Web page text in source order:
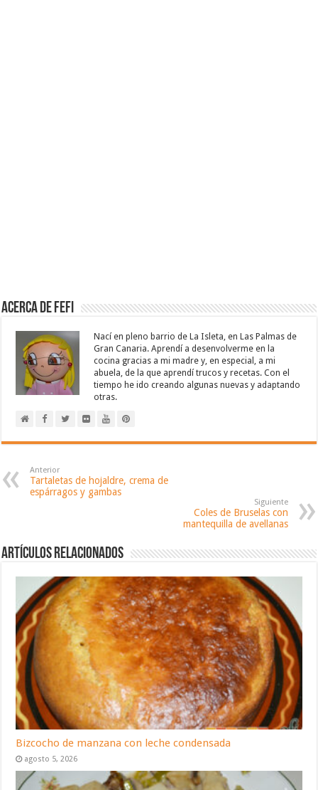
Acerca de Fefi
Nací en pleno barrio de La Isleta, en Las Palmas de
Gran Canaria. Aprendí a desenvolverme en la
cocina gracias a mi madre y, en especial, a mi
abuela, de la que aprendí trucos y recetas. Con el
tiempo he ido creando algunas nuevas y adaptando
otras.
Anterior
Tartaletas de hojaldre, crema de
espárragos y gambas
Siguiente
Coles de Bruselas con
mantequilla de avellanas
Artículos relacionados
Bizcocho de manzana con leche condensada
agosto 5, 2026